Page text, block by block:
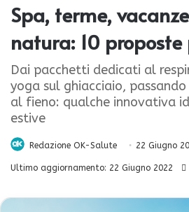
Spa, terme,
natura: 10 proposte
Dai pacchetti dedicati al
yoga sul ghiacciaio,
al fieno: qualche innovativa
estive
Redazione OK-Salute 22 Giugno
Ultimo aggiornamento: 22 Giugno 2022